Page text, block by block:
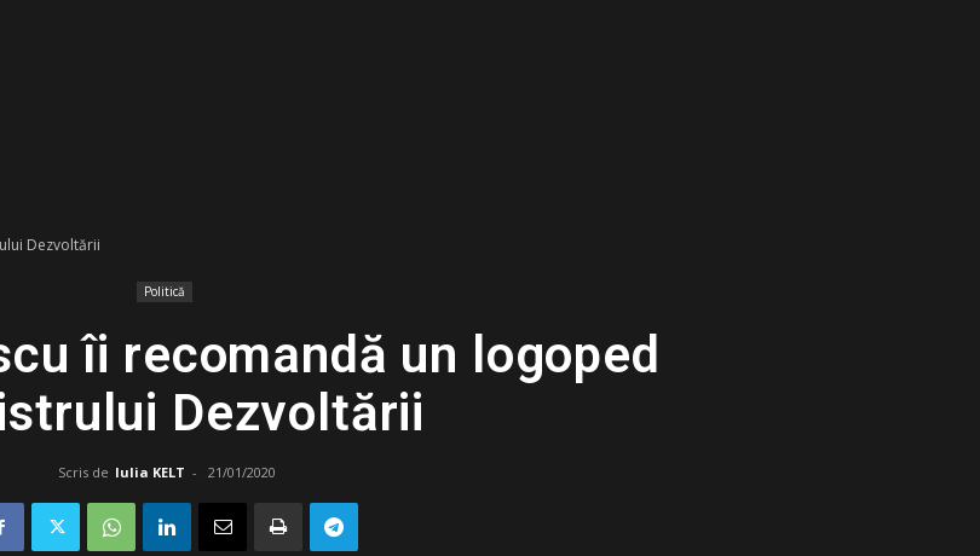
Dezvoltării
Politică
îi recomandă un logoped
Dezvoltării
Scris de Iulia KELT - 21/01/2020